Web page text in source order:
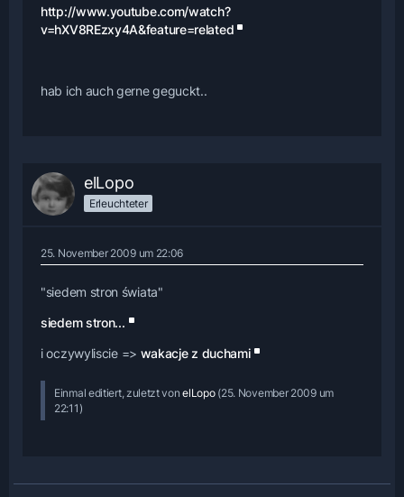
http://www.youtube.com/watch?
v=hXV8REzxy4A&feature=related
hab ich auch gerne geguckt..
elLopo
Erleuchteter
25. November 2009 um 22:06
"siedem stron świata"
siedem stron...
i oczywyliscie => wakacje z duchami
Einmal editiert, zuletzt vonelLopo(25. November 2009 um
22:11 )